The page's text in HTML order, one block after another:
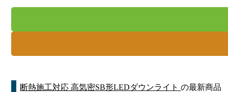
断熱施工対応 高気密SB形LEDダウンライトの最新商品